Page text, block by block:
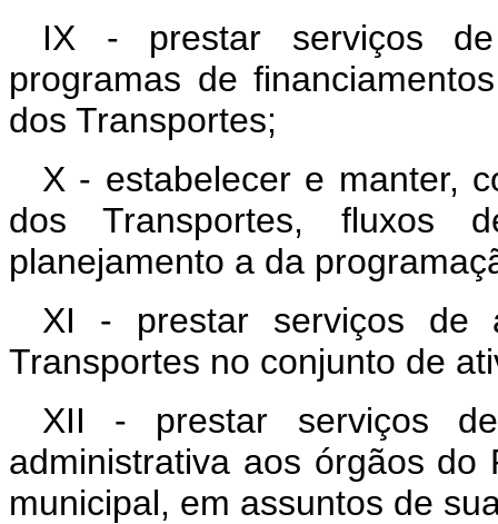
IX - prestar serviços
programas de
dos Transportes;
X - estabelecer e manter,
dos Transportes, fluxos
planejamento a da
XI - prestar serviços de
Transportes no conjunto de
XII - prestar serviços
administrativa aos órgãos do
municipal, em assuntos de